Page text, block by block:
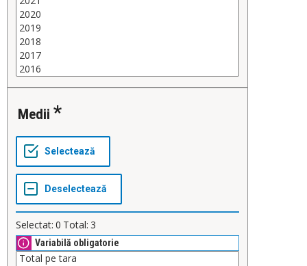
Medii
Selectat: 0 Total: 3
Variabilă obligatorie